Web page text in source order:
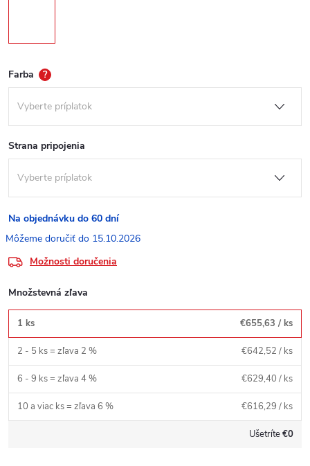
Farba ?
Strana pripojenia
Na objednávku do 60 dní
15.10.2026
Možnosti doručenia
Množstevná zľava
1 ks €655,63 / ks
2 - 5 ks = zľava 2 % €642,52 / ks
6 - 9 ks = zľava 4 % €629,40 / ks
10 a viac ks = zľava 6 % €616,29 / ks
Ušetríte€0